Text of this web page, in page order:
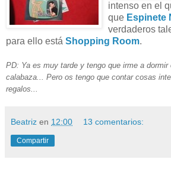
intenso en el
que Espinete
verdaderos
para ello está Shopping Room.
PD: Ya es muy tarde y tengo que irme a dormir
calabaza... Pero os tengo que contar cosas
regalos...
Beatriz en 12:00 13 comentarios:
Compartir